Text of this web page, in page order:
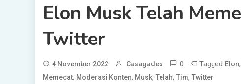
Elon Musk Telah
Twitter
4 November 2022 Casagades 0 Tagged Elon,
Memecat, Moderasi Konten, Musk, Telah, Tim, Twitter